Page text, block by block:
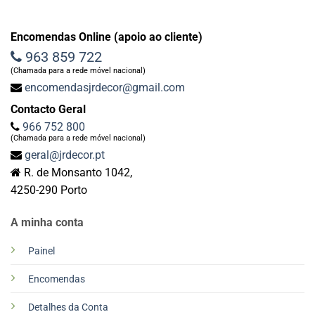
A minha conta
Painel
Encomendas
Detalhes da Conta
Encomendas Online (apoio ao cliente)
963 859 722
(Chamada para a rede móvel nacional)
encomendasjrdecor@gmail.com
Contacto Geral
966 752 800
(Chamada para a rede móvel nacional)
geral@jrdecor.pt
R. de Monsanto 1042,
4250-290 Porto